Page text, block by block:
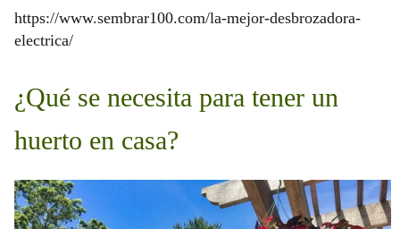
https://www.sembrar100.com/la-mejor-desbrozadora-
electrica/
¿Qué se necesita para tener un
huerto en casa?